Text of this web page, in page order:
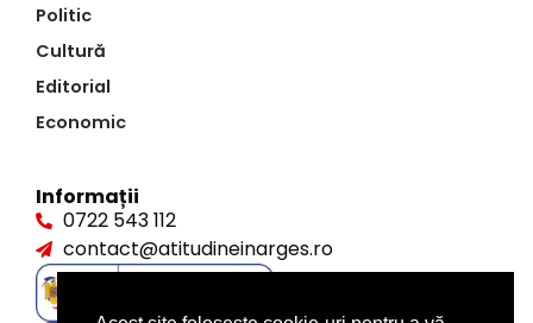
Politic
Cultură
Editorial
Economic
Informații
0722 543 112
contact@atitudineinarges.ro